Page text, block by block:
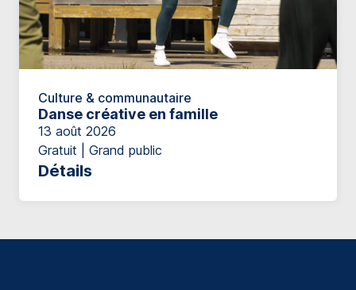
Culture & communautaire
Danse créative en famille
13 août 2026
Gratuit | Grand public
Détails